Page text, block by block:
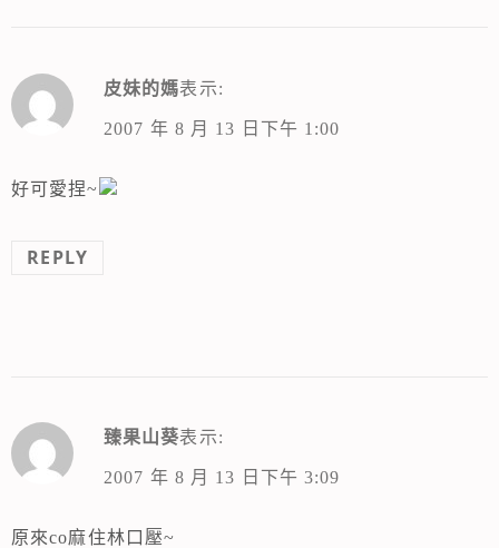
皮妹的媽表示:
2007 年 8 月 13 日下午 1:00
好可愛捏~
REPLY
臻果山葵表示:
2007 年 8 月 13 日下午 3:09
原來co麻住林口壓~